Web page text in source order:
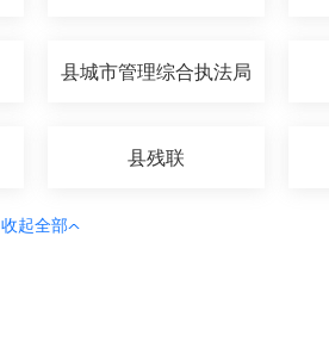
县城市管理综合执法局
县残联
收起全部